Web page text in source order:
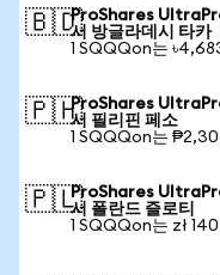
🇧🇩ProShares
서 방글라데시 타카
1 SQQQon는
🇵🇭ProShares
서 필리핀 페소
1 SQQQon는
🇵🇱ProShares
서 폴란드 즐로티
1 SQQQon는 zł